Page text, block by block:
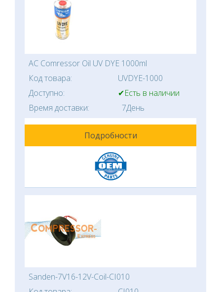
AC Comressor Oil UV DYE 1000ml
Код товара:
UVDYE-1000
Доступно:
✔Есть в наличии
Время доставки:
7День
Подробности
Sanden-7V16-12V-Coil-CI010